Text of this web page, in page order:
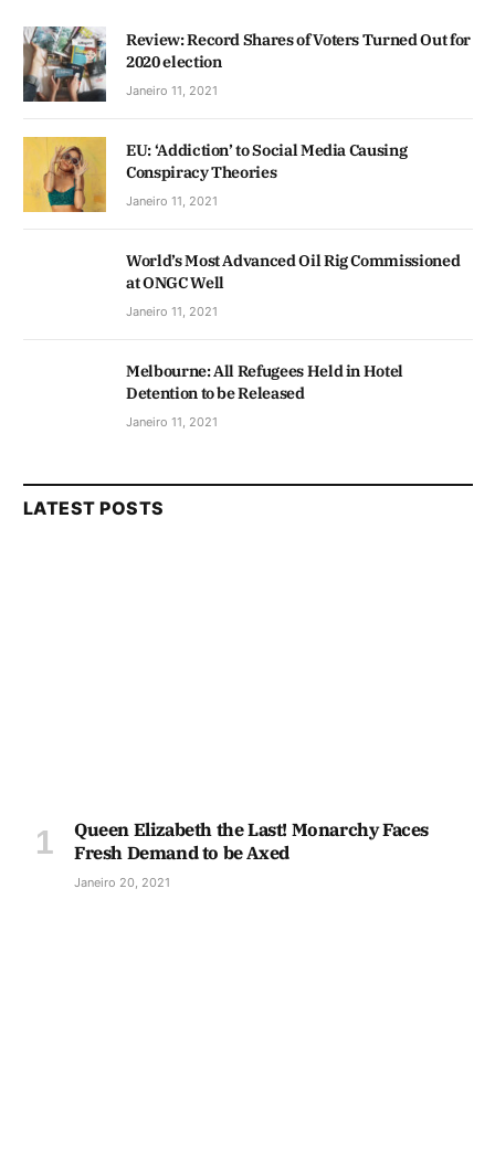
Review: Record Shares of Voters Turned Out for
2020 election
Janeiro 11, 2021
EU: ‘Addiction’ to Social Media Causing
Conspiracy Theories
Janeiro 11, 2021
World’s Most Advanced Oil Rig Commissioned
at ONGC Well
Janeiro 11, 2021
Melbourne: All Refugees Held in Hotel
Detention to be Released
Janeiro 11, 2021
LATEST POSTS
Queen Elizabeth the Last! Monarchy Faces
Fresh Demand to be Axed
Janeiro 20, 2021